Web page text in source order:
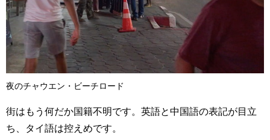
夜のチャウエン・ビーチロード
街はもう何だか国籍不明です。英語と中国語の表記が目立
ち、タイ語は控えめです。